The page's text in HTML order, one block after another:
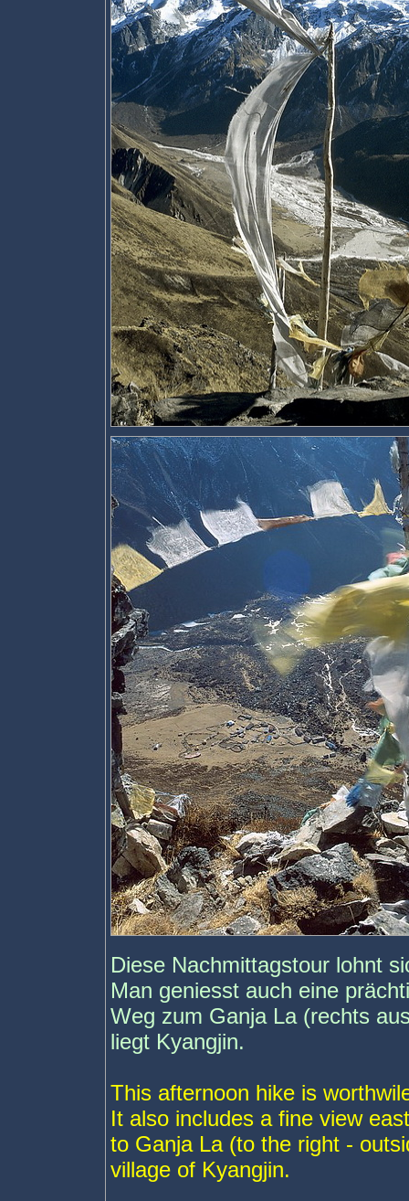
Diese Nachmittagstour lohnt
Man geniesst auch eine
Weg zum Ganja La (rechts
liegt Kyangjin.
This afternoon hike is
It also includes a fine view
to Ganja La (to the right -
village of Kyangjin.